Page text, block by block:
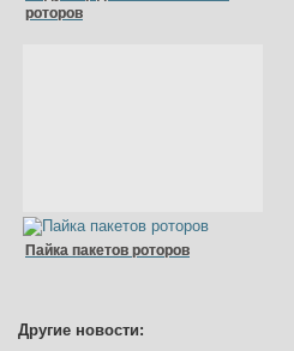
роторов
Пайка пакетов роторов
Другие новости: